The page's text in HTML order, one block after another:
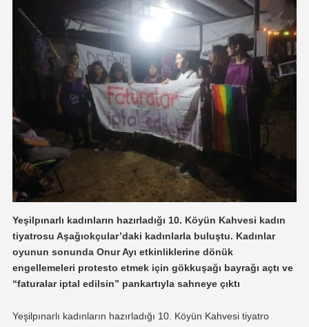
Yeşilpınarlı kadınların hazırladığı 10. Köyün Kahvesi kadın
tiyatrosu Aşağıokçular’daki kadınlarla buluştu. Kadınlar
oyunun sonunda Onur Ayı etkinliklerine dönük
engellemeleri protesto etmek için gökkuşağı bayrağı açtı ve
“faturalar iptal edilsin” pankartıyla sahneye çıktı
Yeşilpınarlı kadınların hazırladığı 10. Köyün Kahvesi tiyatro